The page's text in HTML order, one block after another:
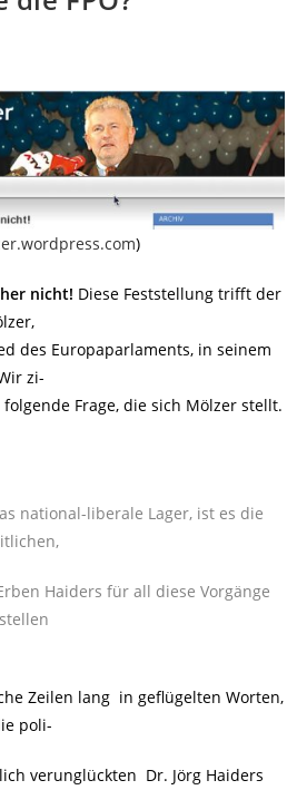
)
nicht! Diese Feststellung trifft der
des Europaparlaments, in seinem
zi-
Frage, die sich Mölzer stellt.
national-liberale Lager, ist es die
Haiders für all diese Vorgänge
Zeilen lang in geflügelten Worten,
poli-
verunglückten Dr. Jörg Haiders